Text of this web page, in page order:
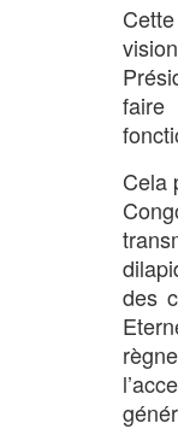
faire
Cela
des